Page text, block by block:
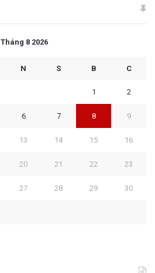
Tháng 8 2026
N S B C
1 2
6 7 8 9
13 14 15 16
20 21 22 23
27 28 29 30